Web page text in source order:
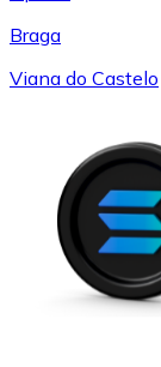
Braga
Viana do Castelo